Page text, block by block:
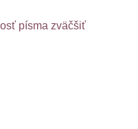
písma zväčšiť